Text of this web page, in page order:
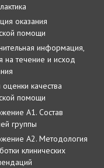
оказания
помощи
информация,
на течение и исход
качества
помощи
А1. Состав
группы
А2. Методология
клинических